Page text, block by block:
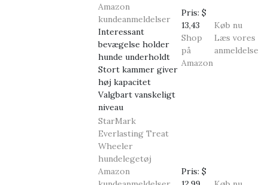
Amazon
kundeanmeldelser
Interessant
bevægelse holder
hunde underholdt
Stort kammer giver
høj kapacitet
Valgbart vanskeligt
niveau
Pris: $
13,43
Shop
på
Amazon
Køb nu
Læs vores
anmeldelse
StarMark
Everlasting Treat
Wheeler
hundelegetøj
Amazon
Pris: $